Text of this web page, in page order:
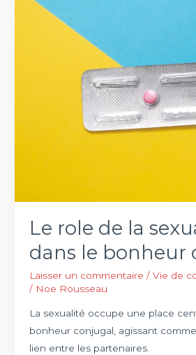
de
couple
Le role de la
dans le bonheur
Laisser un commentaire / Vie de
/ Noe Rousseau
La sexualité occupe une place
bonheur conjugal, agissant
lien entre les partenaires.